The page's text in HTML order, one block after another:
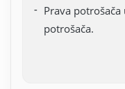
Prava
potrošača.